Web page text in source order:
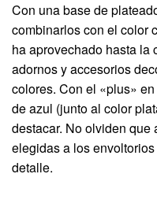
Con una base de
combinarlos con el color
ha aprovechado hasta la
adornos y accesorios
colores. Con el «plus»
de azul (junto al color
destacar. No olviden
elegidas a los
detalle.